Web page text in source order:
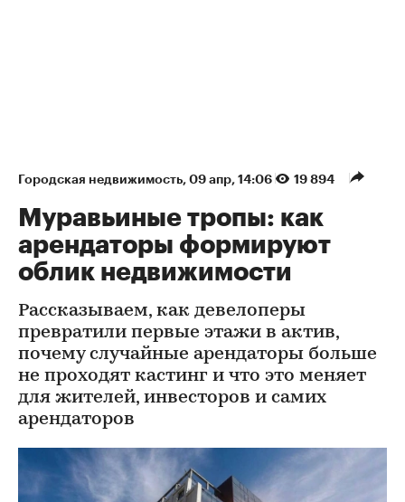
Городская недвижимость 09 апр, 14:06 19 894
Муравьиные тропы: как
арендаторы формируют
облик недвижимости
Рассказываем, как девелоперы
превратили первые этажи в актив,
почему случайные арендаторы больше
не проходят кастинг и что это меняет
для жителей, инвесторов и самих
арендаторов